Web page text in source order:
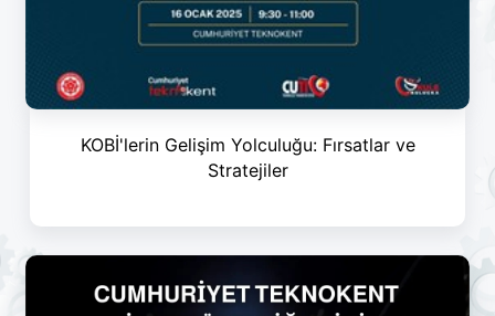
KOBİ'lerin Gelişim Yolculuğu: Fırsatlar ve
Stratejiler